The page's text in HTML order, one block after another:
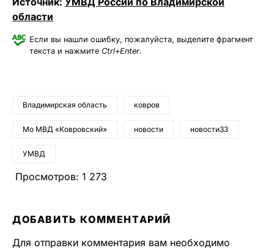
области
Если вы нашли ошибку, пожалуйста, выделите фрагмент
текста и нажмите Ctrl+Enter.
Владимирская область ковров
Мо МВД «Ковровский» новости новости33
УМВД
Просмотров: 1 273
ДОБАВИТЬ КОММЕНТАРИЙ
Для отправки комментария вам необходимо